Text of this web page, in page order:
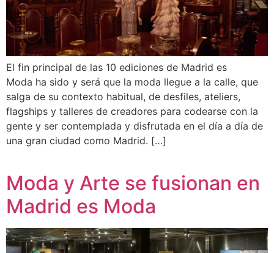
El fin principal de las 10 ediciones de Madrid es
Moda ha sido y será que la moda llegue a la calle, que
salga de su contexto habitual, de desfiles, ateliers,
flagships y talleres de creadores para codearse con la
gente y ser contemplada y disfrutada en el día a día de
una gran ciudad como Madrid. […]
Moda y Arte se fusionan en
Madrid es Moda